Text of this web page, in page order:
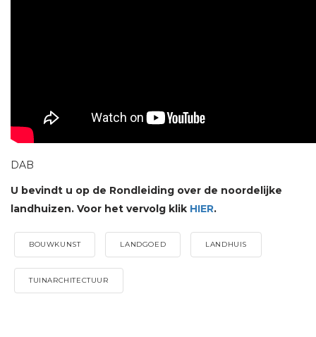
DAB
U bevindt u op de Rondleiding over de noordelijke
landhuizen. Voor het vervolg klik HIER.
BOUWKUNST LANDGOED LANDHUIS
TUINARCHITECTUUR